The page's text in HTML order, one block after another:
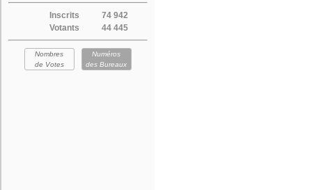
Inscrits
74 942
Votants
44 445
Nombres
de Votes
Numéros
des Bureaux